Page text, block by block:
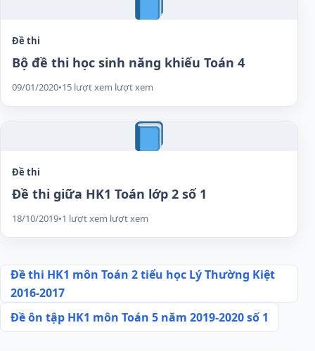
Đề thi
Bộ đề thi học sinh năng khiếu Toán 4
09/01/2020•15 lượt xem lượt xem
Đề thi
Đề thi giữa HK1 Toán lớp 2 số 1
18/10/2019•1 lượt xem lượt xem
Điều
hướng
bài
Đề thi HK1 môn Toán 2 tiểu học Lý Thường Kiệt
2016-2017
Đề ôn tập HK1 môn Toán 5 năm 2019-2020 số 1